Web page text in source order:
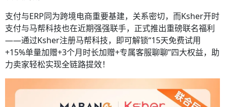
支付与ERP同为跨境电商重要基建，关系密切，而Ksher开时
支付与马帮科技也在近期强强联手，正式推出重磅联名福利
——通过Ksher注册马帮科技，即可解锁“15天免费试用
+15%单量加赠+3个月时长加赠+专属客服聊聊”四大权益，助
力卖家轻松实现全链路提效！